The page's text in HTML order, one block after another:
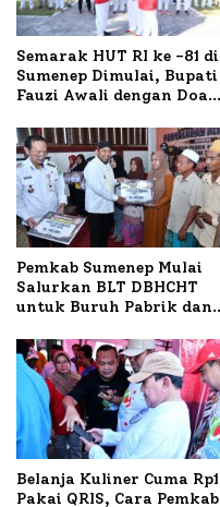
Semarak HUT RI ke -81 di
Sumenep Dimulai, Bupati
Fauzi Awali dengan Doa
Terbakar
Pemkab Sumenep Mulai
Salurkan BLT DBHCHT
untuk Buruh Pabrik dan
Belanja Kuliner Cuma Rp1
Pakai QRIS, Cara Pemkab